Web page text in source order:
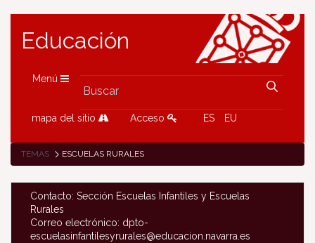
Educación
Menú
mapa del sitio Acceso ES EU
TEMAS ESCUELAS RURALES
Contacto: Sección Escuelas Infantiles y Escuelas
Rurales
Correo electrónico: dpto-
escuelasinfantilesyrurales@educacion.navarra.es